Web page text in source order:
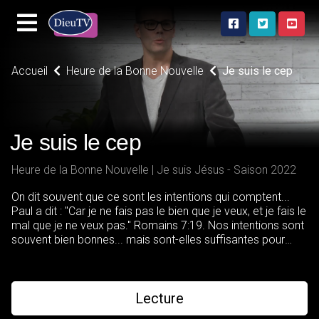
Accueil Heure de la Bonne Nouvelle Je suis le cep
Je suis le cep
Heure de la Bonne Nouvelle | Je suis Jésus - Saison 2022
On dit souvent que ce sont les intentions qui comptent...
Paul a dit : "Car je ne fais pas le bien que je veux, et je fais le
mal que je ne veux pas." Romains 7:19. Nos intentions sont
souvent bien bonnes... mais sont-elles suffisantes pour
Lecture